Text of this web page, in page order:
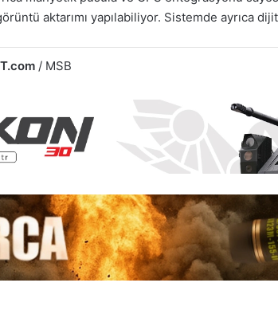
aktarımı yapılabiliyor. Sistemde ayrıca
/ MSB